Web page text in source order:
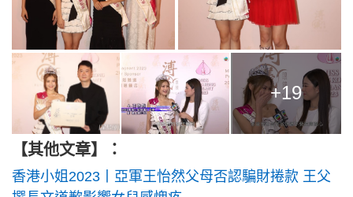
+19
【其他文章】：
香港小姐2023丨亞軍王怡然父母否認騙財捲款 王父